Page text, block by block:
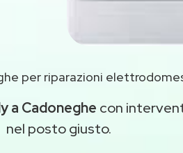
per riparazioni
a Cadoneghe con
nel posto giusto.